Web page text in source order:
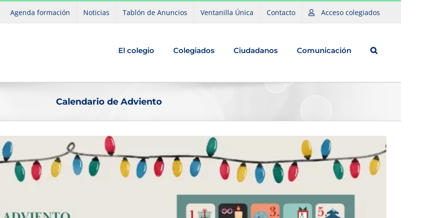
Agenda formación Noticias Tablón de Anuncios Ventanilla Única Contacto Acceso colegiados
El colegio Colegiados Ciudadanos Comunicación
Calendario de Adviento